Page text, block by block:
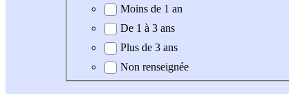
Expérience demandée
Moins de 1 an
De 1 à 3 ans
Plus de 3 ans
Non renseignée